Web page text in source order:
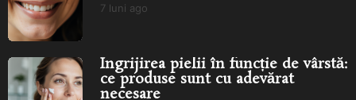
7 luni ago
i
a
Îngrijirea pielii în funcție de vârstă:
ce produse sunt cu adevărat
necesare